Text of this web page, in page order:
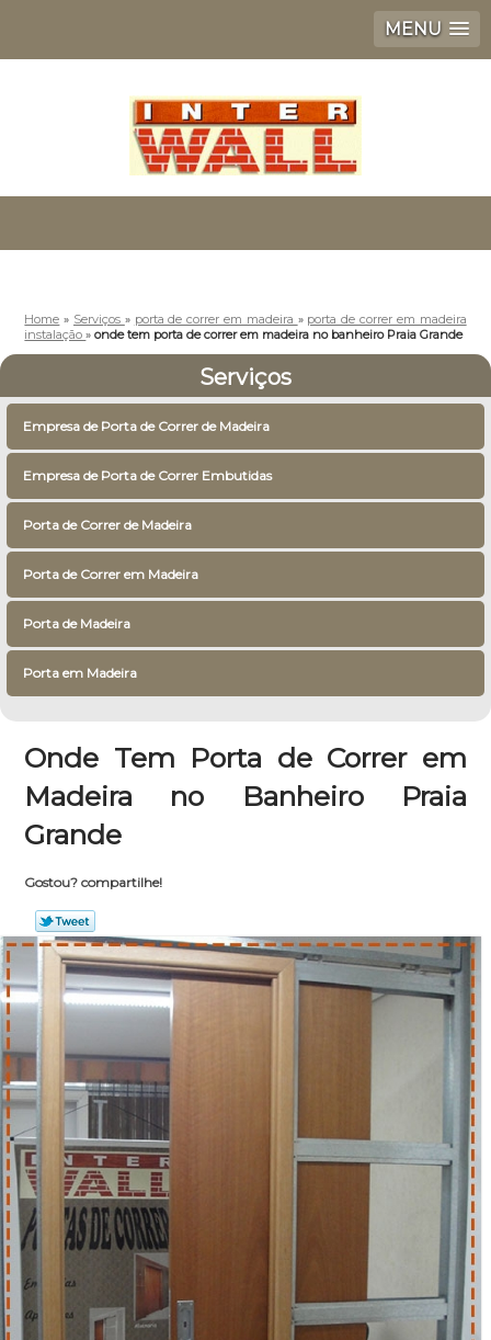
MENU
Home » Serviços » porta de correr em madeira » porta de correr em madeira
instalação»onde tem porta de correr em madeira no banheiro Praia Grande
Serviços
Empresa de Porta de Correr de Madeira
Empresa de Porta de Correr Embutidas
Porta de Correr de Madeira
Porta de Correr em Madeira
Porta de Madeira
Porta em Madeira
Onde Tem Porta de Correr em
Madeira no Banheiro Praia
Grande
Gostou? compartilhe!